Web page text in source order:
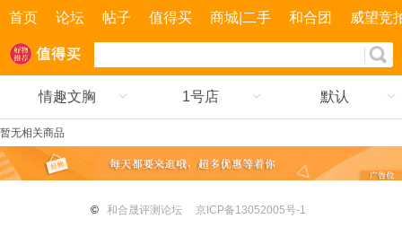
首页 论坛 帖子 值得买 商城|二手 和合团 威望竞
情趣文胸 1号店 默认
暂无相关商品
© 和合晟评测论坛 京ICP备13052005号-1